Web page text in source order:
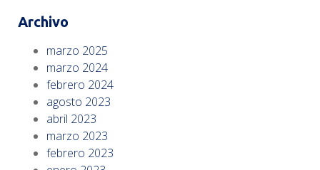
Archivo
marzo 2025
marzo 2024
febrero 2024
agosto 2023
abril 2023
marzo 2023
febrero 2023